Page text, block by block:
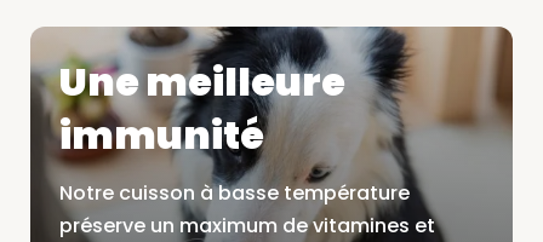
Une meilleure
immunité
Notre cuisson à basse température
préserve un maximum de vitamines et